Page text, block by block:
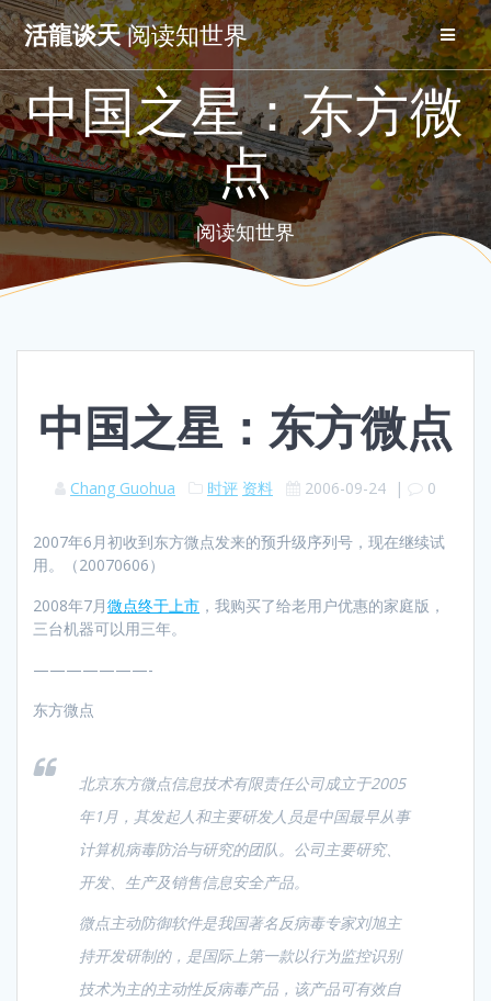
Skip
to
content
活龍谈天阅读知世界
中国之星：东方微
点
阅读知世界
中国之星：东方微点
Chang Guohua 时评 资料 2006-09-24 | 0
2007年6月初收到东方微点发来的预升级序列号，现在继续试
用。（20070606）
2008年7月微点终于上市 ，我购买了给老用户优惠的家庭版，
三台机器可以用三年。
———————-
东方微点
北京东方微点信息技术有限责任公司成立于2005
年1月，其发起人和主要研发人员是中国最早从事
计算机病毒防治与研究的团队。公司主要研究、
开发、生产及销售信息安全产品。
微点主动防御软件是我国著名反病毒专家刘旭主
持开发研制的，是国际上第一款以行为监控识别
技术为主的主动性反病毒产品，该产品可有效自